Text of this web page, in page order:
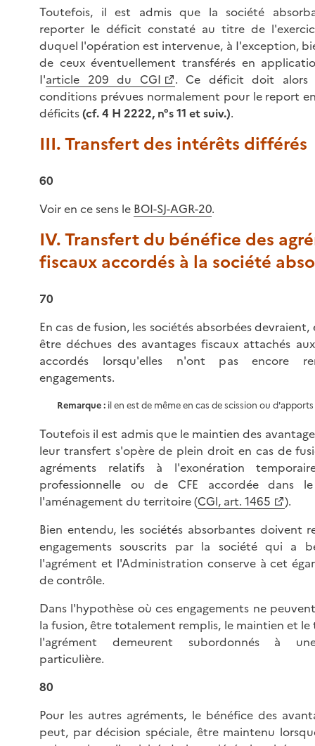
Toutefois, il est admis que la société
reporter le déficit constaté au titre de
duquel l'opération est intervenue, à I'exception,
de ceux éventuellement transférés en
I'article 209 du CGI
. Ce déficit doit alors
conditions prévues normalement pour le report
déficits(cf. 4 H 2222, n°s 11 et suiv.).
III. Transfert des intérêts différés
60
Voir en ce sens le BOI-SJ-AGR-20.
IV. Transfert du bénéfice des
fiscaux accordés à la société
70
En cas de fusion, les sociétés absorbées
être déchues des avantages fiscaux attachés
accordés lorsqu'elles n'ont pas encore
engagements.
Remarque : il en est de même en cas de scission ou
Toutefois il est admis que le maintien des
leur transfert s'opère de plein droit en cas de
agréments relatifs à l'exonération
professionnelle ou de CFE accordée dans
l'aménagement du territoire (CGl, art. 1465
).
Bien entendu, les sociétés absorbantes doivent
engagements souscrits par la société qui a
l'agrément et l'Administration conserve à cet
de contrôle.
Dans l'hypothèse où ces engagements ne
la fusion, être totalement remplis, le maintien et
l'agrément demeurent subordonnés à
particulière.
80
Pour les autres agréments, le bénéfice des
peut, par décision spéciale, être maintenu